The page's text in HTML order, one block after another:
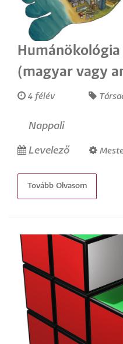
(magyar vagy
4 félév
Nappali
Levelező
Tovább Olvasom